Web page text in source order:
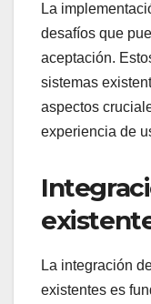
La
desafíos que
aceptación.
sistemas
aspectos
experiencia de
La integración
existentes es